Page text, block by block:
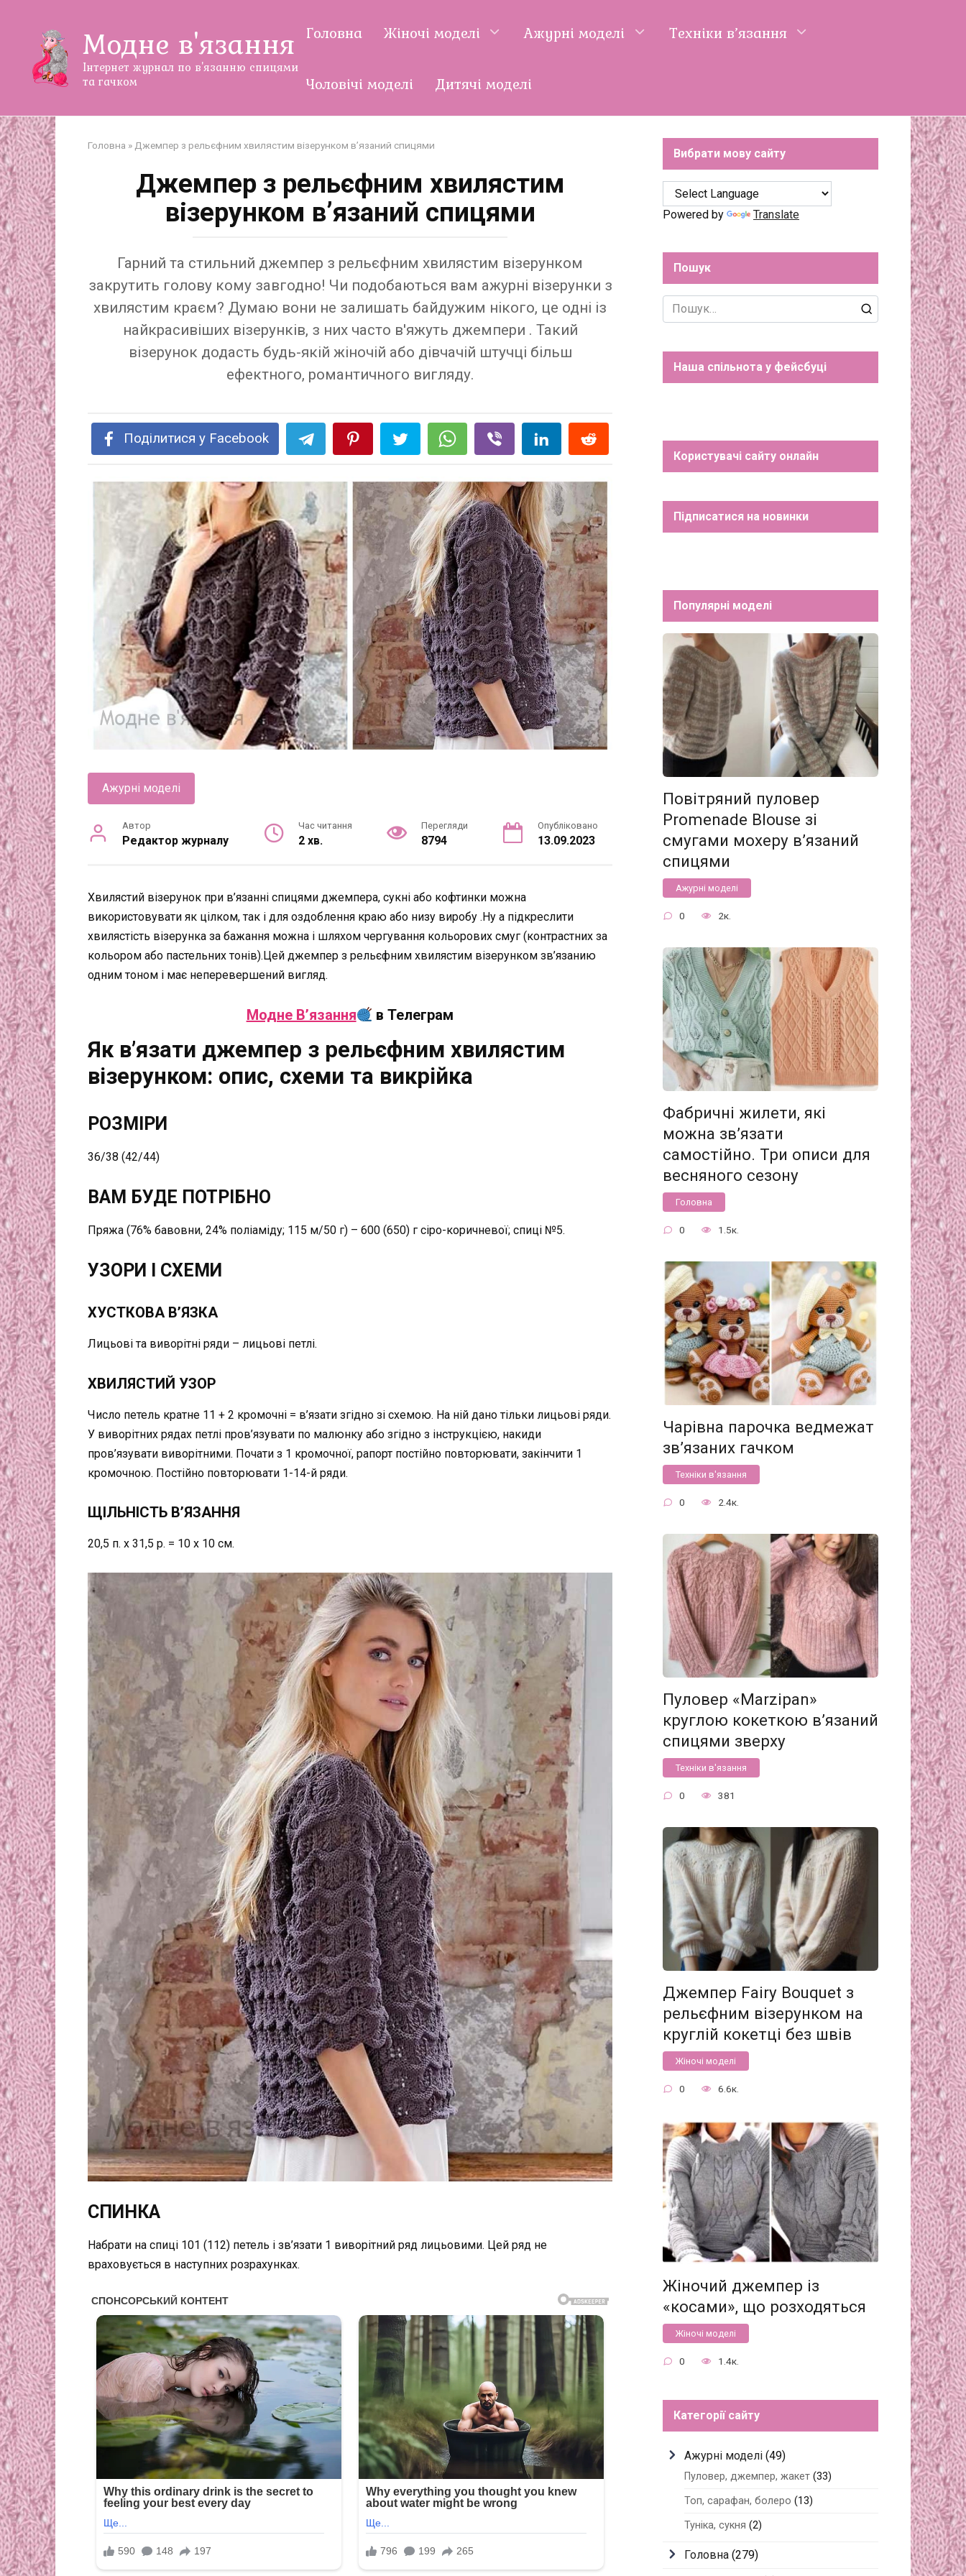
Модне в'язання
Інтернет журнал по в'язанню спицями
та гачком
Головна Жіночі моделі Ажурні моделі Техніки в’язання
Чоловічі моделі Дитячі моделі
Головна » Джемпер з рельєфним хвилястим візерунком в’язаний спицями
Джемпер з рельєфним хвилястим
візерунком в’язаний спицями
Гарний та стильний джемпер з рельєфним хвилястим візерунком
закрутить голову кому завгодно! Чи подобаються вам ажурні візерунки з
хвилястим краєм? Думаю вони не залишать байдужим нікого, це одні із
найкрасивіших візерунків, з них часто в'яжуть джемпери . Такий
візерунок додасть будь-якій жіночій або дівчачій штучці більш
ефектного, романтичного вигляду.
Поділитися у Facebook
Ажурні моделі
Автор
Редактор журналу
Час читання
2 хв.
Перегляди
8794
Опубліковано
13.09.2023
Хвилястий візерунок при в’язанні спицями джемпера, сукні або кофтинки можна
використовувати як цілком, так і для оздоблення краю або низу виробу .Ну а підкреслити
хвилястість візерунка за бажання можна і шляхом чергування кольорових смуг (контрастних за
кольором або пастельних тонів).Цей джемпер з рельєфним хвилястим візерунком зв’язанию
одним тоном і має неперевершений вигляд.
Модне В’язання в Телеграм
Як в’язати джемпер з рельєфним хвилястим
візерунком: опис, схеми та викрійка
РОЗМІРИ
36/38 (42/44)
ВАМ БУДЕ ПОТРІБНО
Пряжа (76% бавовни, 24% поліаміду; 115 м/50 г) – 600 (650) г сіро-коричневої; спиці №5.
УЗОРИ І СХЕМИ
ХУСТКОВА В’ЯЗКА
Лицьові та виворітні ряди – лицьові петлі.
ХВИЛЯСТИЙ УЗОР
Число петель кратне 11 + 2 кромочні = в’язати згідно зі схемою. На ній дано тільки лицьові ряди.
У виворітних рядах петлі пров’язувати по малюнку або згідно з інструкцією, накиди
пров’язувати виворітними. Почати з 1 кромочної, рапорт постійно повторювати, закінчити 1
кромочною. Постійно повторювати 1-14-й ряди.
ЩІЛЬНІСТЬ В’ЯЗАННЯ
20,5 п. х 31,5 р. = 10 x 10 см.
СПИНКА
Набрати на спиці 101 (112) петель і зв’язати 1 виворітний ряд лицьовими. Цей ряд не
враховується в наступних розрахунках.
Вибрати мову сайту
Powered by Translate
Пошук
Search
for:
Наша спільнота у фейсбуці
Користувачі сайту онлайн
Підписатися на новинки
Популярні моделі
Повітряний пуловер
Promenade Blouse зі
смугами мохеру в’язаний
спицями
Ажурні моделі
0 2к.
Фабричні жилети, які
можна зв’язати
самостійно. Три описи для
весняного сезону
Головна
0 1.5к.
Чарівна парочка ведмежат
зв’язаних гачком
Техніки в'язання
0 2.4к.
Пуловер «Marzipan»
круглою кокеткою в’язаний
спицями зверху
Техніки в'язання
0 381
Джемпер Fairy Bouquet з
рельєфним візерунком на
круглій кокетці без швів
Жіночі моделі
0 6.6к.
Жіночий джемпер із
«косами», що розходяться
Жіночі моделі
0 1.4к.
Категорії сайту
Ажурні моделі (49)
Пуловер, джемпер, жакет (33)
Топ, сарафан, болеро (13)
Туніка, сукня (2)
Головна (279)